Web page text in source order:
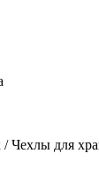
Чехлы для